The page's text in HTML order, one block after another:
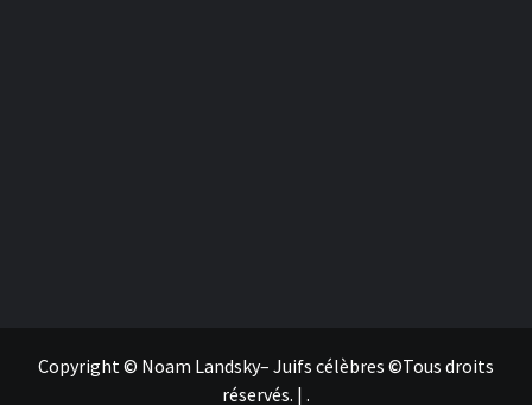
Copyright © Noam Landsky– Juifs célèbres ©Tous droits
réservés. | .